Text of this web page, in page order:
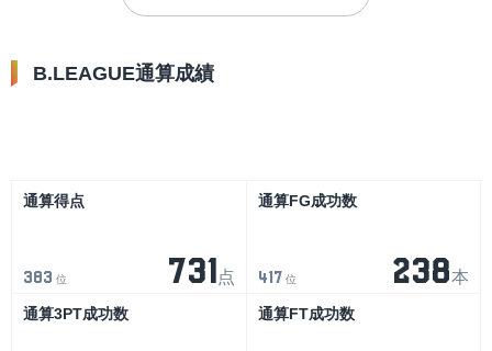
B.LEAGUE通算成績
通算得点
383 位 731 点
通算FG成功数
417 位 238本
通算3PT成功数 通算FT成功数